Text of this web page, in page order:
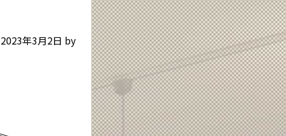
2023年3月2日 by